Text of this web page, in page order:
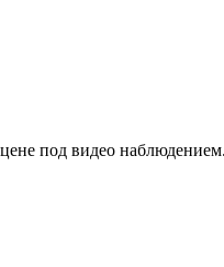
под видео наблюдением.